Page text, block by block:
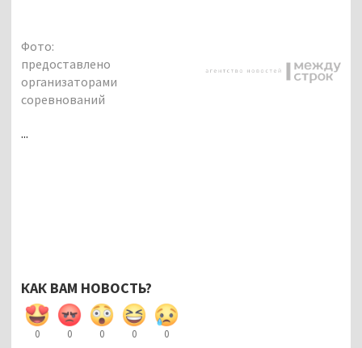
Фото:
предоставлено
организаторами
соревнований
...
КАК ВАМ НОВОСТЬ?
0 0 0 0 0